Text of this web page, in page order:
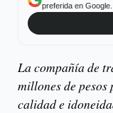
preferida en Google.
La compañía de
millones de
calidad e